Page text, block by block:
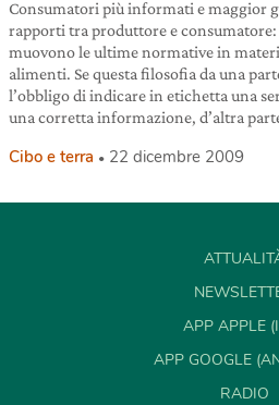
Consumatori più informati e maggior
rapporti tra produttore e consumatore:
muovono le ultime normative in
alimenti. Se questa filosofia da una
l’obbligo di indicare in etichetta una
una corretta informazione, d’altra
Cibo e terra 22 dicembre 2009
APP APPLE
APP GOOGLE
RADIO